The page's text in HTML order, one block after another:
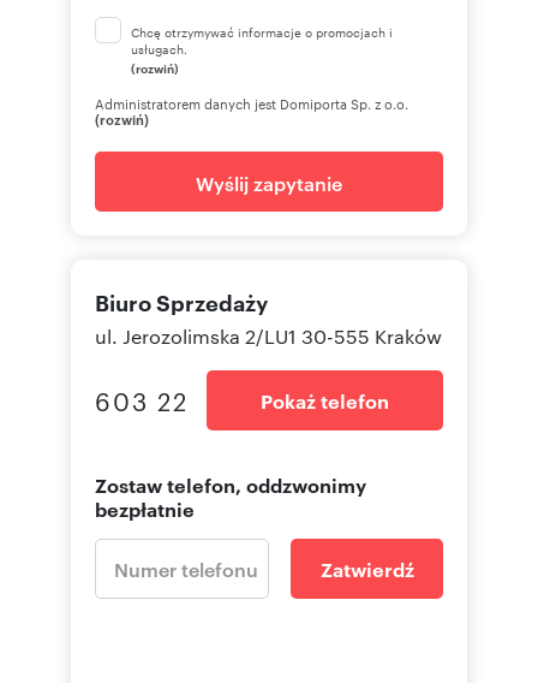
Chcę otrzymywać informacje o promocjach i
usługach.
(rozwiń)
Administratorem danych jest Domiporta Sp. z o.o.
(rozwiń)
Wyślij zapytanie
Biuro Sprzedaży
ul. Jerozolimska 2/LU1 30-555 Kraków
603 22 Pokaż telefon
Zostaw telefon, oddzwonimy
bezpłatnie
Zatwierdź